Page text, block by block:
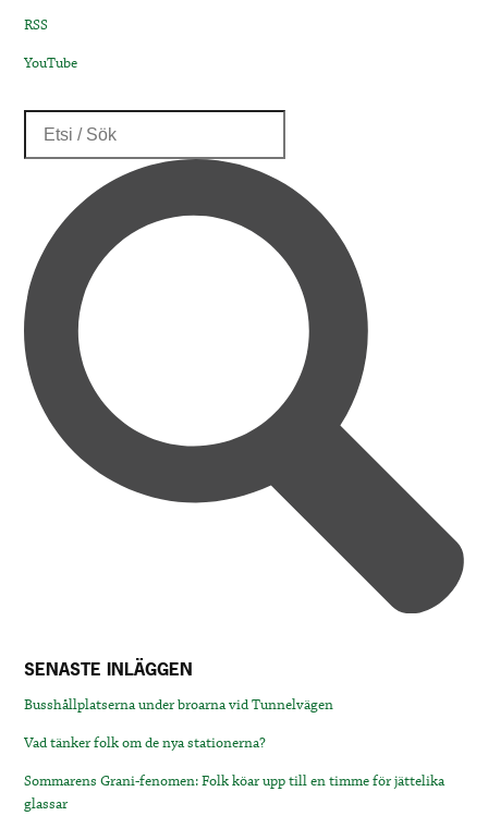
RSS
YouTube
SENASTE INLÄGGEN
Busshållplatserna under broarna vid Tunnelvägen
Vad tänker folk om de nya stationerna?
Sommarens Grani-fenomen: Folk köar upp till en timme för jättelika
glassar